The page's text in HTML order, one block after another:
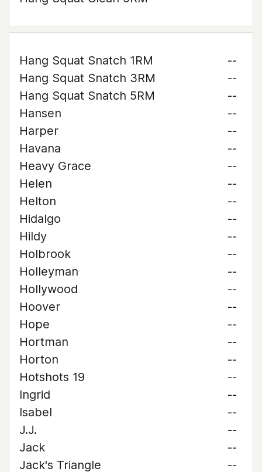
Hang Squat Snatch 1RM
--
Hang Squat Snatch 3RM
--
Hang Squat Snatch 5RM
--
Hansen
--
Harper
--
Havana
--
Heavy Grace
--
Helen
--
Helton
--
Hidalgo
--
Hildy
--
Holbrook
--
Holleyman
--
Hollywood
--
Hoover
--
Hope
--
Hortman
--
Horton
--
Hotshots 19
--
Ingrid
--
Isabel
--
J.J.
--
Jack
--
Jack's Triangle
--